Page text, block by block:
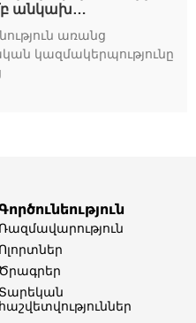
անկախ
առանց
կազմակերպությունը
Ռազմավարություն
Ոլորտներ​
Ծրագրեր
Տարեկան
հաշվետվություններ​